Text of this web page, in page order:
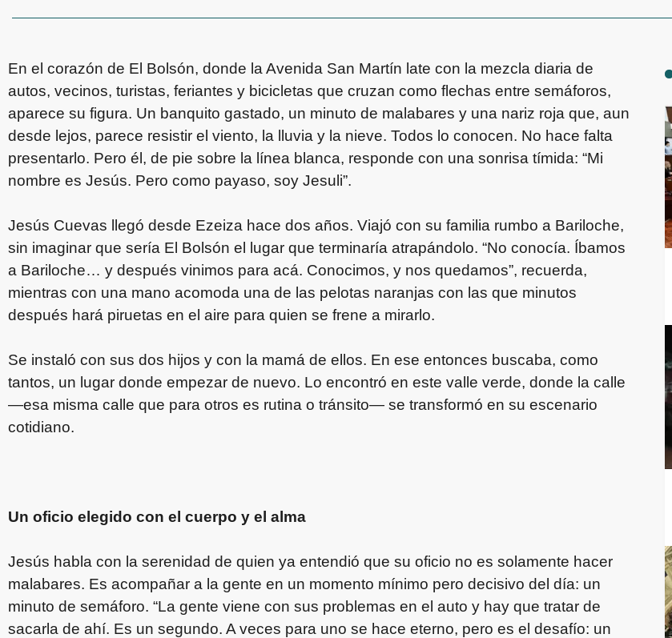
En el corazón de El Bolsón, donde la Avenida San Martín late con la mezcla diaria de
autos, vecinos, turistas, feriantes y bicicletas que cruzan como flechas entre semáforos,
aparece su figura. Un banquito gastado, un minuto de malabares y una nariz roja que, aun
desde lejos, parece resistir el viento, la lluvia y la nieve. Todos lo conocen. No hace falta
presentarlo. Pero él, de pie sobre la línea blanca, responde con una sonrisa tímida: “Mi
nombre es Jesús. Pero como payaso, soy Jesuli”.
Jesús Cuevas llegó desde Ezeiza hace dos años. Viajó con su familia rumbo a Bariloche,
sin imaginar que sería El Bolsón el lugar que terminaría atrapándolo. “No conocía. Íbamos
a Bariloche… y después vinimos para acá. Conocimos, y nos quedamos”, recuerda,
mientras con una mano acomoda una de las pelotas naranjas con las que minutos
después hará piruetas en el aire para quien se frene a mirarlo.
Se instaló con sus dos hijos y con la mamá de ellos. En ese entonces buscaba, como
tantos, un lugar donde empezar de nuevo. Lo encontró en este valle verde, donde la calle
—esa misma calle que para otros es rutina o tránsito— se transformó en su escenario
cotidiano.
Un oficio elegido con el cuerpo y el alma
Jesús habla con la serenidad de quien ya entendió que su oficio no es solamente hacer
malabares. Es acompañar a la gente en un momento mínimo pero decisivo del día: un
minuto de semáforo. “La gente viene con sus problemas en el auto y hay que tratar de
sacarla de ahí. Es un segundo. A veces para uno se hace eterno, pero es el desafío: un